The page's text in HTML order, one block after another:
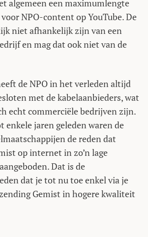
algemeen een maximumlengte
NPO-content op YouTube. De
niet afhankelijk zijn van een
en mag dat ook niet van de
de NPO in het verleden altijd
met de kabelaanbieders, wat
echt commerciële bedrijven zijn.
enkele jaren geleden waren de
de reden dat
op internet in zo’n lage
Dat is de
dat je tot nu toe enkel via je
Gemist in hogere kwaliteit